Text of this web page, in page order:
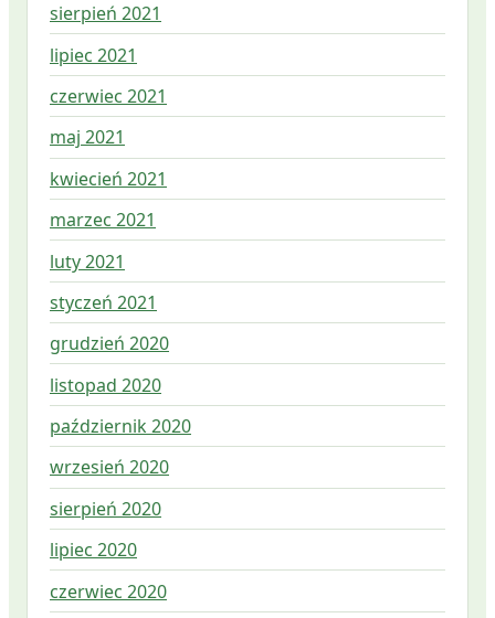
sierpień 2021
lipiec 2021
czerwiec 2021
maj 2021
kwiecień 2021
marzec 2021
luty 2021
styczeń 2021
grudzień 2020
listopad 2020
październik 2020
wrzesień 2020
sierpień 2020
lipiec 2020
czerwiec 2020